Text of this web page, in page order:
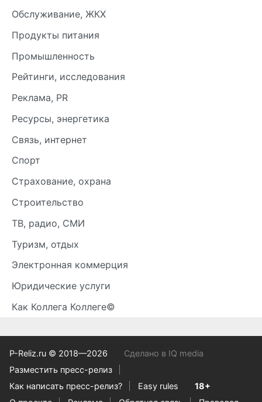
Обслуживание, ЖКХ
Продукты питания
Промышленность
Рейтинги, исследования
Реклама, PR
Ресурсы, энергетика
Связь, интернет
Спорт
Страхование, охрана
Строительство
ТВ, радио, СМИ
Туризм, отдых
Электронная коммерция
Юридические услуги
Как Коллега Коллеге©
P-Reliz.ru © 2018—2026
Сделано в IQ media
Разместить пресс-релиз
Как написать пресс-релиз?
Easy rules
18+